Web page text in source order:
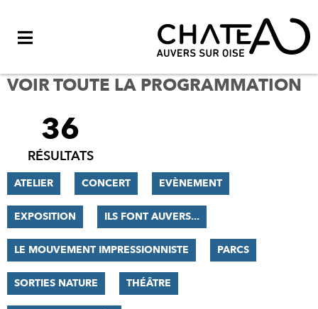
VOIR TOUTE LA PROGRAMMATION
FILTRER
RÉSULTATS
36
RÉSULTATS
ATELIER CONCERT EVÈNEMENT
EXPOSITION ILS FONT AUVERS...
LE MOUVEMENT IMPRESSIONNISTE PARCS
SORTIES NATURE THÉÂTRE